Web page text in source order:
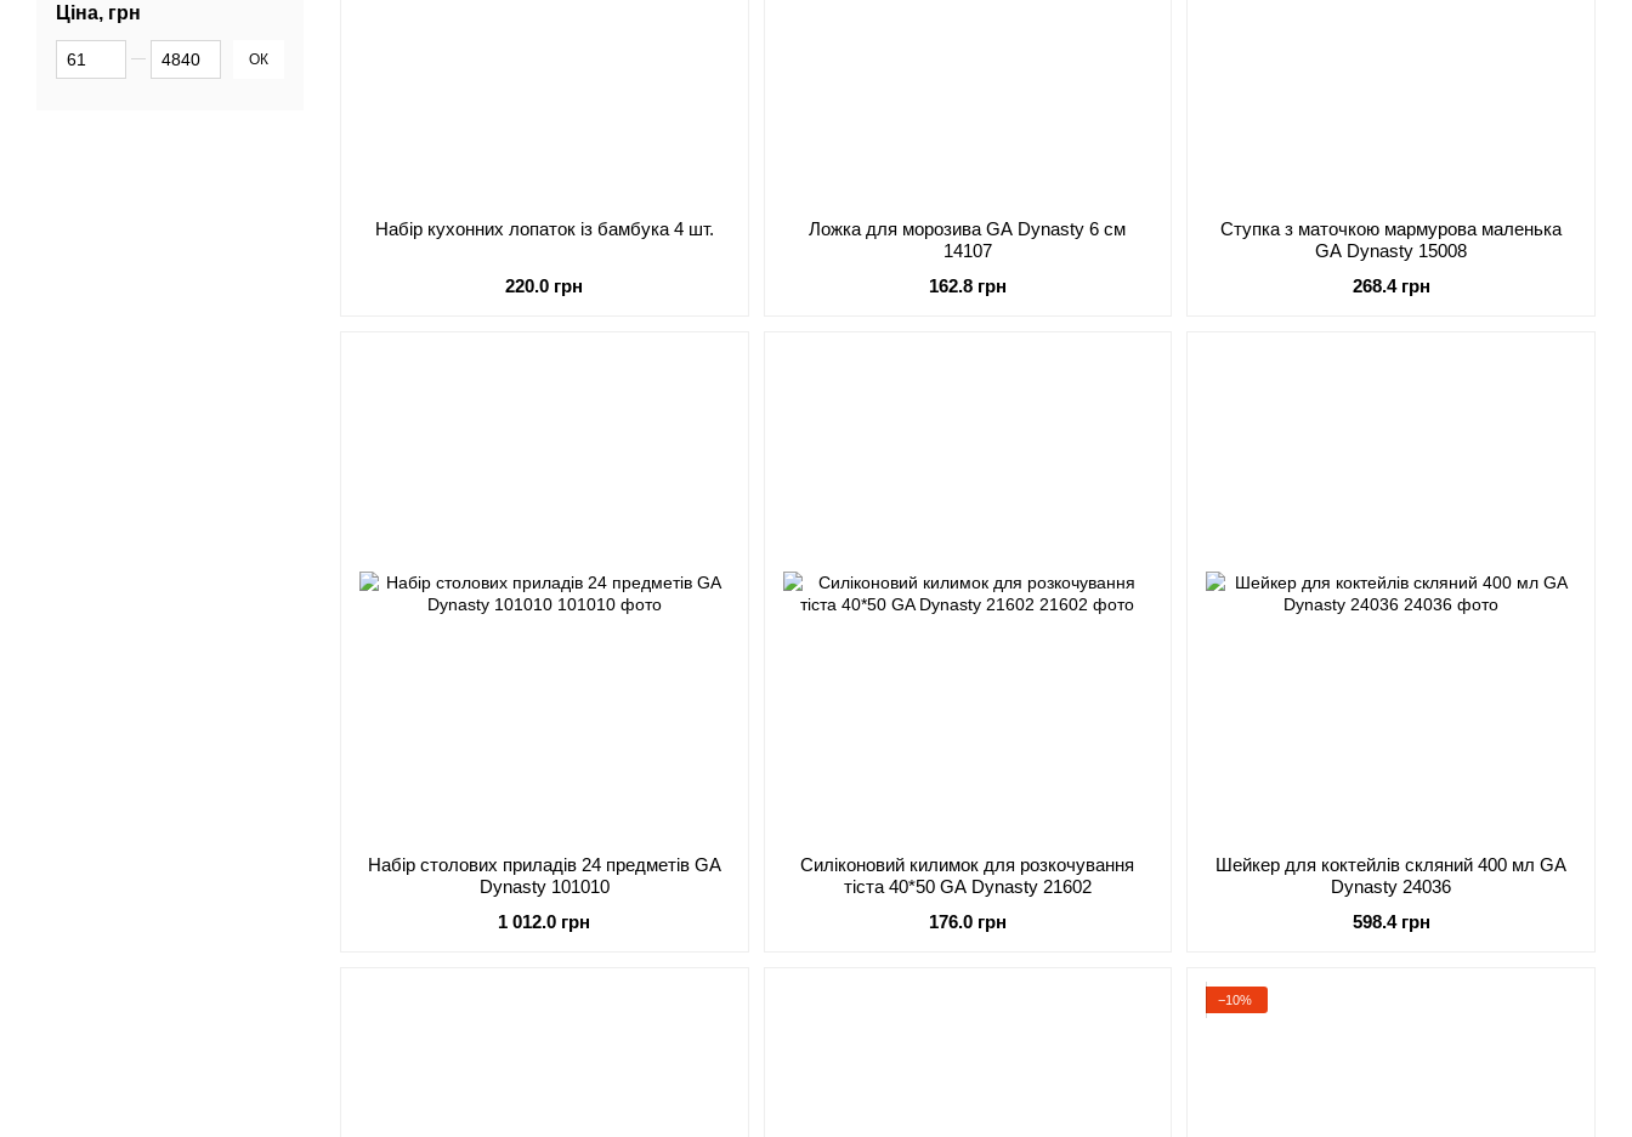
Набір кухонних лопаток із бамбука 4 шт.
220.0 грн
Ложка для морозива GA Dynasty 6 см
14107
162.8 грн
Ступка з маточкою мармурова маленька
GA Dynasty 15008
268.4 грн
Набір столових приладів 24 предметів GA
Dynasty 101010
1 012.0 грн
Силіконовий килимок для розкочування
тіста 40*50 GA Dynasty 21602
176.0 грн
Шейкер для коктейлів скляний 400 мл GA
Dynasty 24036
598.4 грн
−10%
Ціна, грн
Від Ціна, грн
До Ціна, грн ОК